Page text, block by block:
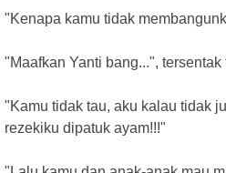
"Kenapa kamu tidak
"Maafkan Yanti bang...", tersentak
"Kamu tidak tau, aku kalau tidak
rezekiku dipatuk ayam!!!"